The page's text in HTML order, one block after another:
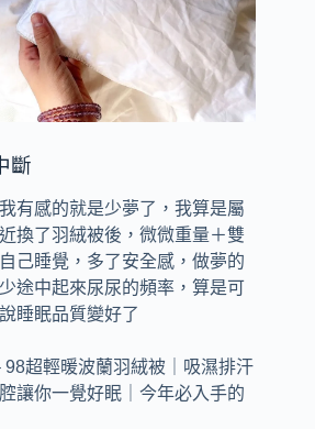
斷
有感的就是少夢了，我算是屬
換了羽絨被後，微微重量＋雙
己睡覺，多了安全感，做夢的
途中起來尿尿的頻率，算是可
睡眠品質變好了